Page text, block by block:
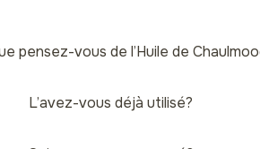
pensez-vous de l’Huile de
L’avez-vous déjà utilisé?